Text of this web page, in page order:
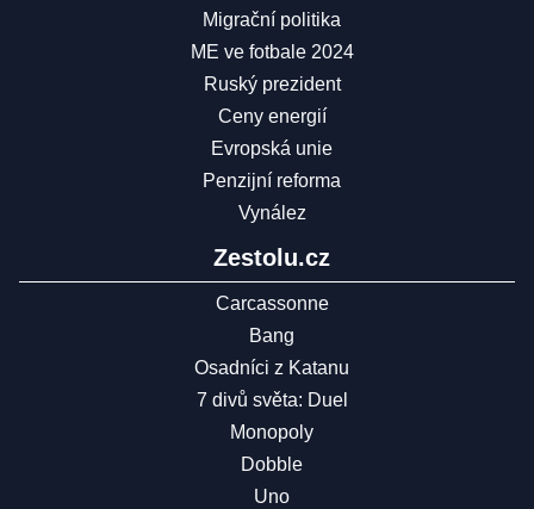
Migrační politika
ME ve fotbale 2024
Ruský prezident
Ceny energií
Evropská unie
Penzijní reforma
Vynález
Zestolu.cz
Carcassonne
Bang
Osadníci z Katanu
7 divů světa: Duel
Monopoly
Dobble
Uno